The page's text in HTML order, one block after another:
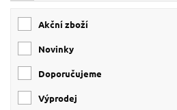
Akční zboží
Novinky
Doporučujeme
Výprodej